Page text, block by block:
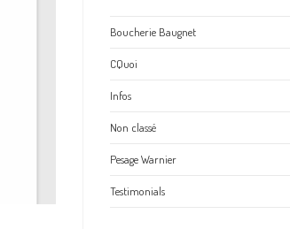
Boucherie Baugnet
CQuoi
Infos
Non classé
Pesage Warnier
Testimonials